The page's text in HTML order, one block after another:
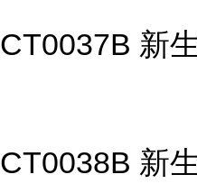
CT0037B 新
CT0038B 新